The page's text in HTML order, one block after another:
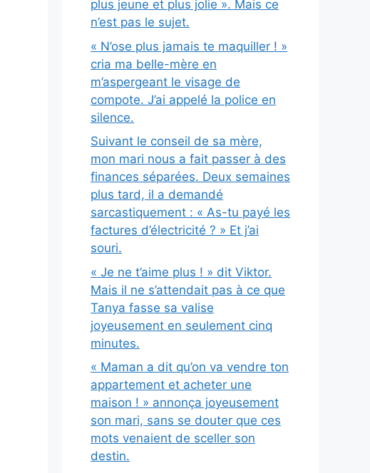
plus jeune et plus jolie ». Mais ce
n’est pas le sujet.
« N’ose plus jamais te maquiller ! »
cria ma belle-mère en
m’aspergeant le visage de
compote. J’ai appelé la police en
silence.
Suivant le conseil de sa mère,
mon mari nous a fait passer à des
finances séparées. Deux semaines
plus tard, il a demandé
sarcastiquement : « As-tu payé les
factures d’électricité ? » Et j’ai
souri.
« Je ne t’aime plus ! » dit Viktor.
Mais il ne s’attendait pas à ce que
Tanya fasse sa valise
joyeusement en seulement cinq
minutes.
« Maman a dit qu’on va vendre ton
appartement et acheter une
maison ! » annonça joyeusement
son mari, sans se douter que ces
mots venaient de sceller son
destin.